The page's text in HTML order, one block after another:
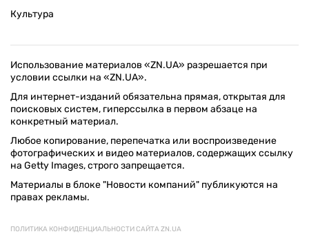
Культура
Использование материалов «ZN.UA» разрешается при
условии ссылки на «ZN.UA».
Для интернет-изданий обязательна прямая, открытая для
поисковых систем, гиперссылка в первом абзаце на
конкретный материал.
Любое копирование, перепечатка или воспроизведение
фотографических и видео материалов, содержащих ссылку
на Getty Images, строго запрещается.
Материалы в блоке "Новости компаний" публикуются на
правах рекламы.
ПОЛИТИКА КОНФИДЕНЦИАЛЬНОСТИ САЙТА ZN.UA